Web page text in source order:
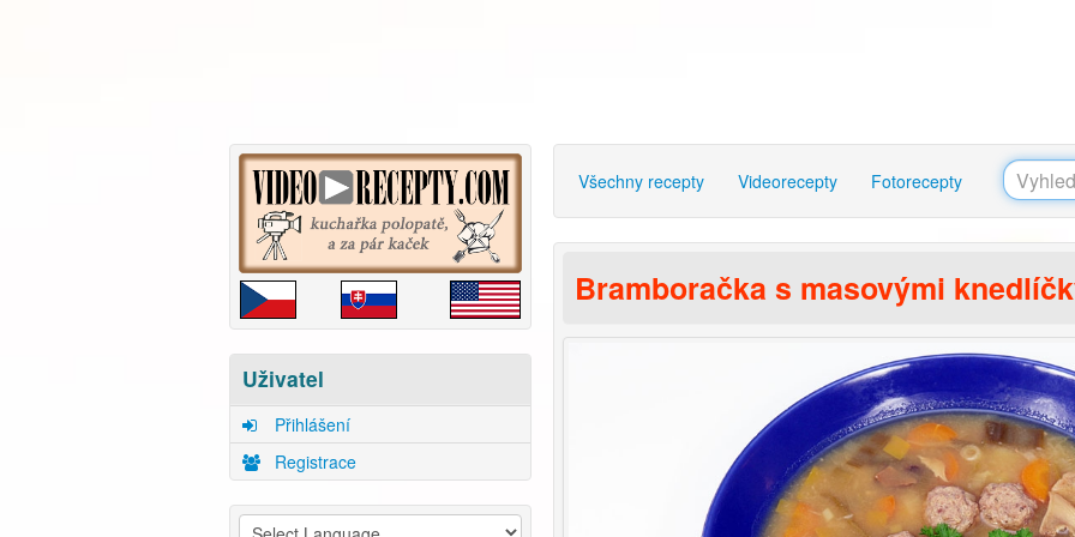
Uživatel
Přihlášení
Registrace
Všechny recepty Videorecepty Fotorecepty
Bramboračka s masovými